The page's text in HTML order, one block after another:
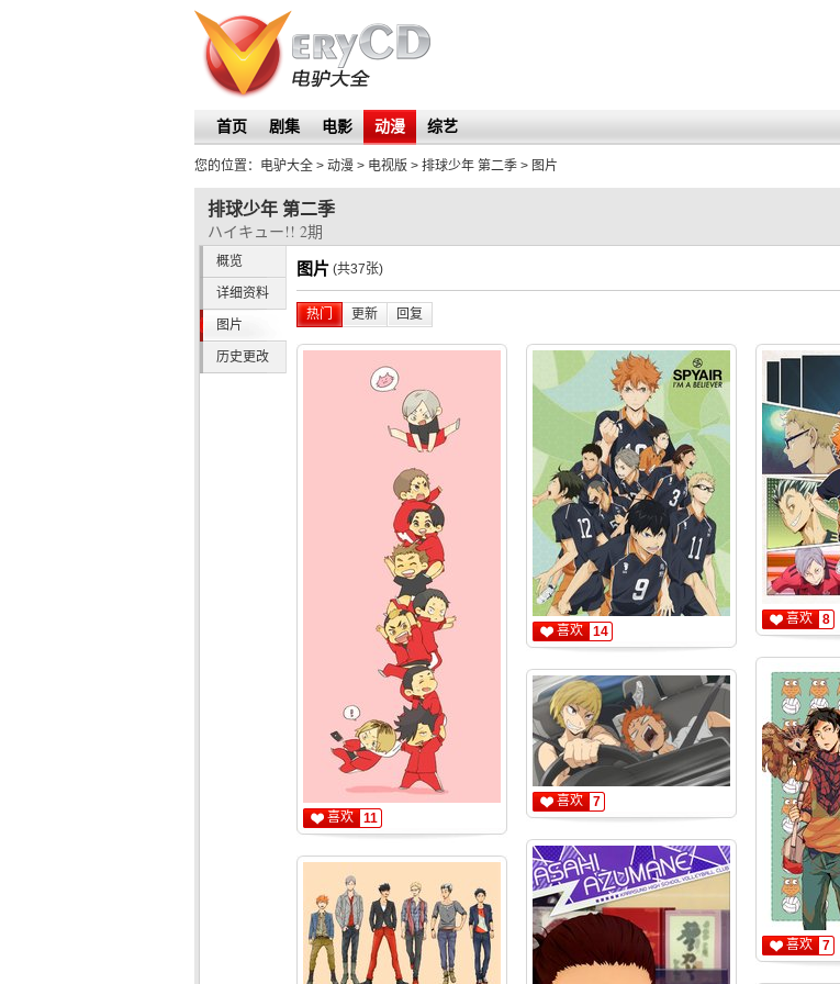
首页 剧集 电影 动漫 综艺
您的位置： 电驴大全 > 动漫 > 电视版 > 排球少年 第二季 > 图片
排球少年 第二季
ハイキュー!! 2期
概览
详细资料
图片
历史更改
图片 (共37张)
热门 更新 回复
喜欢 11
喜欢 14
喜欢 7
喜欢
8
喜欢 7